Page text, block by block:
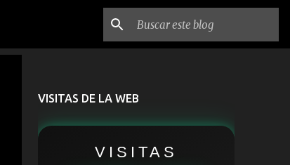
VISITAS DE LA WEB
VISITAS